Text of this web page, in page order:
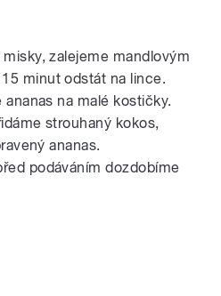
zalejeme mandlovým
minut odstát na lince.
na malé kostičky.
strouhaný kokos,
ananas.
podáváním dozdobíme